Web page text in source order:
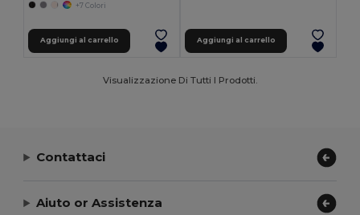
+7 Colori
Aggiungi al carrello Aggiungi al carrello
Visualizzazione Di Tutti I Prodotti.
Contattaci
Aiuto or Assistenza